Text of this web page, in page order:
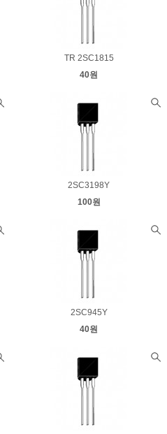
TR 2SC1815
40원
2SC3198Y
100원
2SC945Y
40원